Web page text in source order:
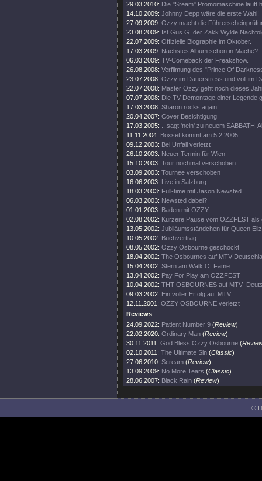
29.03.2010: Die "Sream" Promomaschine läuft
14.10.2009: Johnny Depp wäre die erste Wahl!
27.09.2009: Ozzy macht die
23.08.2009: Ist Gus G. der Zakk Wylde
22.07.2009: Offizielle Biographie im Oktober.
17.03.2009: Nächstes Album schon in Mache?
06.03.2009: TV-Comeback der Freakshow.
26.08.2008: Verfilmung des "Prince Of
23.07.2008: Ozzy im Dauerstress und voll im
22.07.2008: Master Ozzy geht noch dieses
07.07.2008: Die TV Demontage einer Legende
17.03.2008: Sharon rocks again!
20.04.2007: Cover Besichtigung
17.03.2005:
...sagt 'nein' zu neuem SABBATH-
11.11.2004: Boxset kommt am 5.2.2005
09.12.2003: Bei Unfall verletzt
26.10.2003: Neuer Termin für Wien
15.10.2003: Tour nochmal verschoben
03.09.2003: Tournee verschoben
16.06.2003: Live in Salzburg
18.03.2003: Full-time mit Jason Newsted
06.03.2003: Newsted dabei?
01.01.2003: Baden mit OZZY
02.08.2002: Kürzere Pause vom OZZFEST als
13.05.2002: Jubiläumsständchen für Queen
10.05.2002: Buchvertrag
08.05.2002: Ozzy Osbourne geschockt
18.04.2002: The Osbournes auf MTV
15.04.2002: Stern am Walk Of Fame
13.04.2002: Pay For Play am OZZFEST
10.04.2002: THT OSBOURNES auf MTV-
09.03.2002: Ein voller Erfolg auf MTV
12.11.2001: OZZY OSBOURNE verletzt
Reviews
24.09.2022: Patient Number 9 (Review)
22.02.2020: Ordinary Man (Review)
30.11.2011: God Bless Ozzy Osbourne (
02.10.2011: The Ultimate Sin (Classic)
27.06.2010: Scream (Review)
13.09.2009: No More Tears (Classic)
28.06.2007: Black Rain (Review)
©